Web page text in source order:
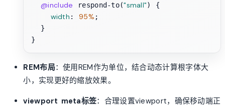
@include respond-to("small") {
width : 95% ;
  }
REM布局：使用REM作为单位，结合动态计算根字体大
小，实现更好的缩放效果。
viewport meta标签：合理设置viewport，确保移动端正